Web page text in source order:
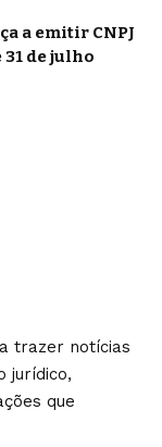
a emitir CNPJ
de julho
trazer notícias
jurídico,
que